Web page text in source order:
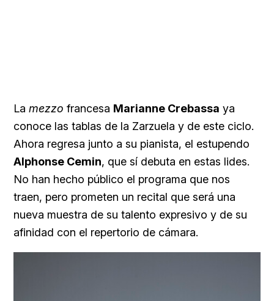
La mezzo francesa Marianne Crebassa ya
conoce las tablas de la Zarzuela y de este ciclo.
Ahora regresa junto a su pianista, el estupendo
Alphonse Cemin, que sí debuta en estas lides.
No han hecho público el programa que nos
traen, pero prometen un recital que será una
nueva muestra de su talento expresivo y de su
afinidad con el repertorio de cámara.